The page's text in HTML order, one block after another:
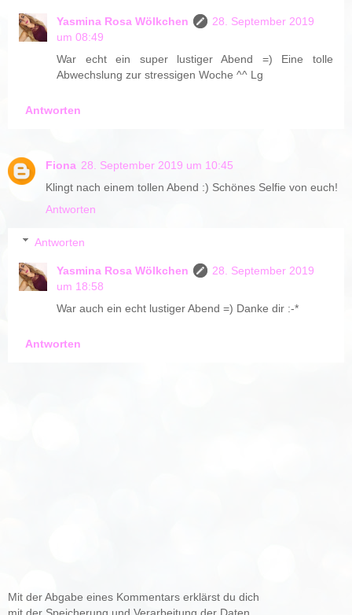
Yasmina Rosa Wölkchen
28. September 2019
um 08:49
War echt ein super lustiger Abend =) Eine tolle
Abwechslung zur stressigen Woche ^^ Lg
Antworten
Fiona 28. September 2019 um 10:45
Klingt nach einem tollen Abend :) Schönes Selfie von euch!
Antworten
Antworten
Yasmina Rosa Wölkchen
28. September 2019
um 18:58
War auch ein echt lustiger Abend =) Danke dir :-*
Antworten
Mit der Abgabe eines Kommentars erklärst du dich
mit der Speicherung und Verarbeitung der Daten